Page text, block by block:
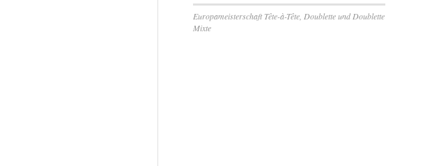
Europameisterschaft Tête-à-Tête, Doublette und Doublette
Mixte